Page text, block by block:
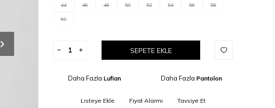
44 46 48 50 52 54 56 58
60
SEPETE EKLE
Daha Fazla Lufian Daha Fazla Pantolon
Listeye Ekle Fiyat Alarmı Tavsiye Et